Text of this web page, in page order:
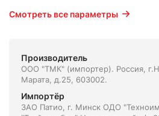
Смотреть все параметры
Производитель
ООО "ТМК" (импортер). Россия,
Марата, д.25, 603002.
Импортёр
ЗАО Патио, г. Минск ОДО